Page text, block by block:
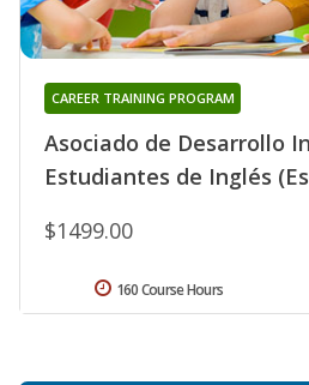
Asociado de Desarrollo
Estudiantes de Inglés
CAREER TRAINING PROGRAM
$1499.00
160 Course Hours